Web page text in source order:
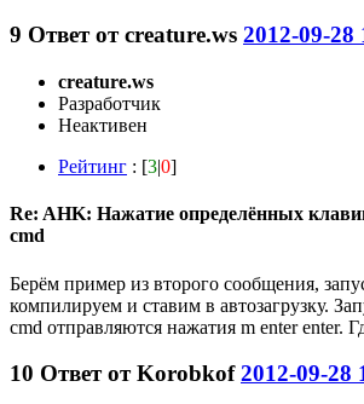
9 Ответ отcreature.ws 2012-09-28
creature.ws
Разработчик
Неактивен
Рейтинг : [3|0]
Re: AHK: Нажатие определённых
cmd
Берём пример из второго сообщения,
компилируем и ставим в автозагрузку.
cmd отправляются нажатия m enter enter.
10 Ответ отKorobkof 2012-09-28